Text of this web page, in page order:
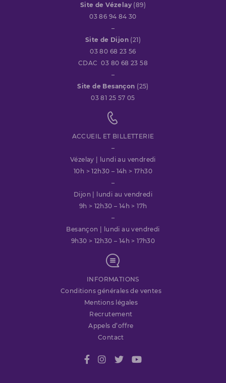
Site de Vézelay (89)
03 86 94 84 30
–
Site de Dijon (21)
03 80 68 23 56
CDAC 03 80 68 23 58
–
Site de Besançon (25)
03 81 25 57 05
ACCUEIL ET BILLETTERIE
–
Vézelay | lundi au vendredi
10h > 12h30 – 14h > 17h30
–
Dijon | lundi au vendredi
9h > 12h30 – 14h > 17h
–
Besançon | lundi au vendredi
9h30 > 12h30 – 14h > 17h30
INFORMATIONS
Conditions générales de ventes
Mentions légales
Recrutement
Appels d’offre
Contact